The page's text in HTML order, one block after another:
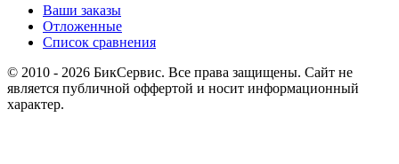
Ваши заказы
Отложенные
Список сравнения
© 2010 - 2026 БикСервис. Все права защищены. Сайт не
является публичной оффертой и носит информационный
характер.